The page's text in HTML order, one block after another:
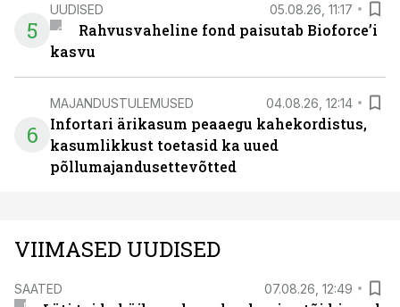
5
UUDISED 05.08.26, 11:17
Rahvusvaheline fond paisutab Bioforce’i
kasvu
6
MAJANDUSTULEMUSED 04.08.26, 12:14
Infortari ärikasum peaaegu kahekordistus,
kasumlikkust toetasid ka uued
põllumajandusettevõtted
VIIMASED UUDISED
SAATED 07.08.26, 12:49